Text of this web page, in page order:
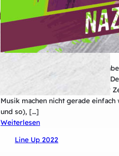
Kings&Hurricanes aus Münster
Aufgabe gemacht, Pop-Punk aus
einem „Ding“ zu machen. In einer
Musik machen nicht gerade einfach
und so), […]
Weiterlesen:
Line Up 2022